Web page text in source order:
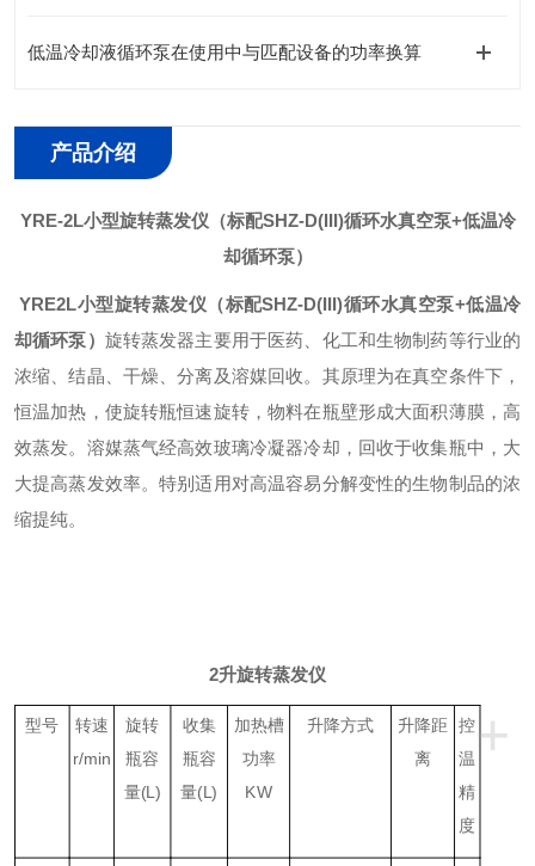
低温冷却液循环泵在使用中与匹配设备的功率换算
产品介绍
YRE-2L小型旋转蒸发仪（标配SHZ-D(III)循环水真空泵+低温冷
却循环泵）
YRE2L小型旋转蒸发仪（标配SHZ-D(III)循环水真空泵+低温冷
却循环泵） 旋转蒸发器主要用于医药、化工和生物制药等行业的
浓缩、结晶、干燥、分离及溶媒回收。其原理为在真空条件下，
恒温加热，使旋转瓶恒速旋转，物料在瓶壁形成大面积薄膜，高
效蒸发。溶媒蒸气经高效玻璃冷凝器冷却，回收于收集瓶中，大
大提高蒸发效率。特别适用对高温容易分解变性的生物制品的浓
缩提纯。
2升旋转蒸发仪
+
型号
转速
r/min
旋转
瓶容
量(L)
收集
瓶容
量(L)
加热槽
功率
KW
升降方式
升降距
离
控
温
精
度